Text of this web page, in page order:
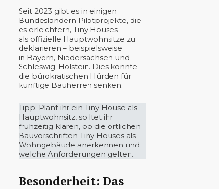
Seit 2023 gibt es in einigen
Bundesländern Pilotprojekte, die
es erleichtern, Tiny Houses
als offizielle Hauptwohnsitze zu
deklarieren – beispielsweise
in Bayern, Niedersachsen und
Schleswig-Holstein. Dies könnte
die bürokratischen Hürden für
künftige Bauherren senken.
Tipp: Plant ihr ein Tiny House als
Hauptwohnsitz, solltet ihr
frühzeitig klären, ob die örtlichen
Bauvorschriften Tiny Houses als
Wohngebäude anerkennen und
welche Anforderungen gelten.
Besonderheit: Das